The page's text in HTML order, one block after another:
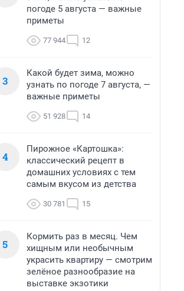
погоде 5 августа — важные
приметы
77 944 12
3
Какой будет зима, можно
узнать по погоде 7 августа, —
важные приметы
51 928 14
4
Пирожное «Картошка»:
классический рецепт в
домашних условиях с тем
самым вкусом из детства
30 781 15
5
Кормить раз в месяц. Чем
хищным или необычным
украсить квартиру — смотрим
зелёное разнообразие на
выставке экзотики